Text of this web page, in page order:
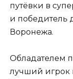
путёвки в
и победитель
Воронежа.
Обладателем
лучший игрок